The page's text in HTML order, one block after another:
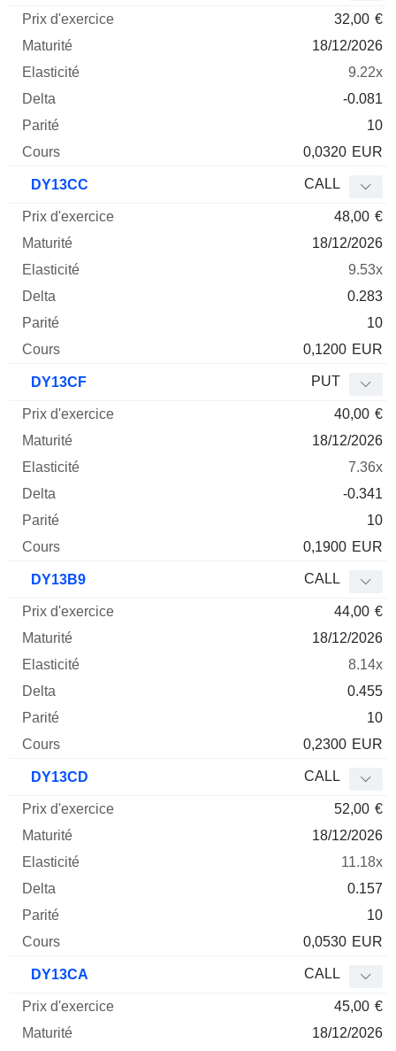
32,00 €
18/12/2026
9.22x
-0.081
10
0,0320 EUR
DY13CC CALL
48,00 €
18/12/2026
9.53x
0.283
10
0,1200 EUR
DY13CF PUT
40,00 €
18/12/2026
7.36x
-0.341
10
0,1900 EUR
DY13B9 CALL
44,00 €
18/12/2026
8.14x
0.455
10
0,2300 EUR
DY13CD CALL
52,00 €
18/12/2026
11.18x
0.157
10
0,0530 EUR
DY13CA CALL
45,00 €
18/12/2026